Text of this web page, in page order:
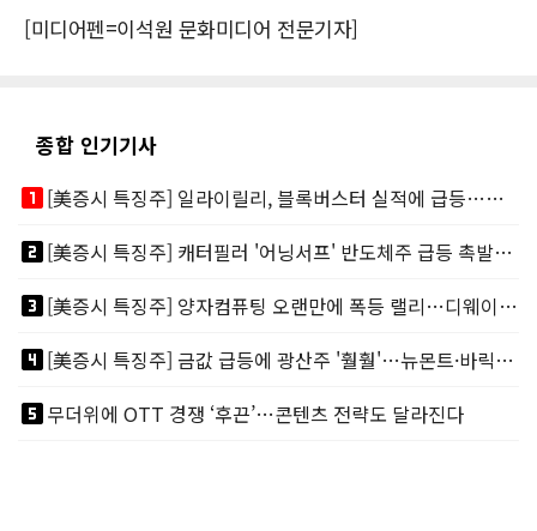
[미디어펜=이석원 문화미디어 전문기자]
종합 인기기사
looks_one
[美증시 특징주] 일라이릴리, 블록버스터 실적에 급등…마운자로 매출 폭발
looks_two
[美증시 특징주] 캐터필러 '어닝서프' 반도체주 급등 촉발…"AI 데이터센터 건설 강력"
looks_3
[美증시 특징주] 양자컴퓨팅 오랜만에 폭등 랠리…디웨이브·아이온큐 주도
looks_4
[美증시 특징주] 금값 급등에 광산주 '훨훨'…뉴몬트·바릭마이닝 주도
looks_5무더위에 OTT 경쟁 ‘후끈’…콘텐츠 전략도 달라진다